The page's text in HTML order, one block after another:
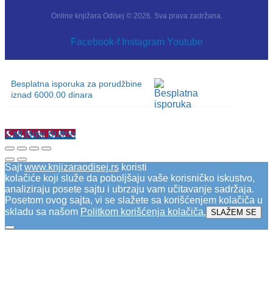
Online knjižara Odisej © 2026. Sva prava zadržana.
Facebook-f Instagram Youtube
Besplatna isporuka za porudžbine
iznad 6000.00 dinara
Call Now Button
Sajtwww.knjizaraodisej.rs koristi
kolačiće koji služe da poboljšaju vaše korisničko iskustvo,
analiziraju posete sajtu i ubrzaju vam učitavanje sadržaja.
Posetom ovog sajta, vi se slažete sa korišćenjem kolačiča u
skladu sa našom Politkom korišćenja kolačiča. SLAŽEM SE